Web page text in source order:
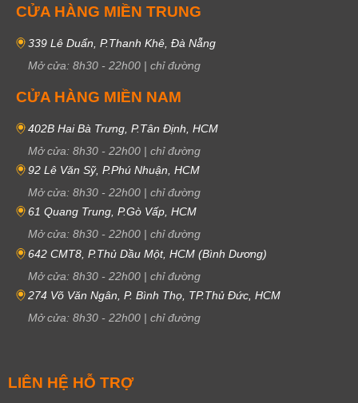
CỬA HÀNG MIỀN TRUNG
339 Lê Duẩn, P.Thanh Khê, Đà Nẵng
Mở cửa: 8h30 - 22h00 | chỉ đường
CỬA HÀNG MIỀN NAM
402B Hai Bà Trưng, P.Tân Định, HCM
Mở cửa: 8h30 - 22h00 | chỉ đường
92 Lê Văn Sỹ, P.Phú Nhuận, HCM
Mở cửa: 8h30 - 22h00 | chỉ đường
61 Quang Trung, P.Gò Vấp, HCM
Mở cửa: 8h30 - 22h00 | chỉ đường
642 CMT8, P.Thủ Dầu Một, HCM (Bình Dương)
Mở cửa: 8h30 - 22h00 | chỉ đường
274 Võ Văn Ngân, P. Bình Thọ, TP.Thủ Đức, HCM
Mở cửa: 8h30 - 22h00 | chỉ đường
LIÊN HỆ HỖ TRỢ